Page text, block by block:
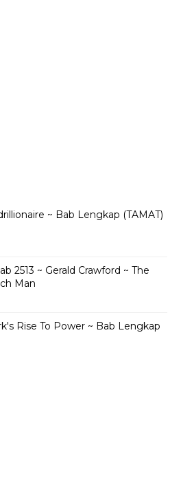
~ Bab Lengkap (TAMAT)
2513 ~ Gerald Crawford ~ The
Man
Rise To Power ~ Bab Lengkap